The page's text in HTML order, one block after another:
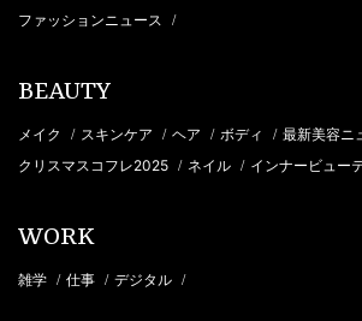
ファッションニュース /
BEAUTY
メイク / スキンケア / ヘア / ボディ / 最新美容ニ
クリスマスコフレ2025 / ネイル / インナービュー
WORK
雑学 / 仕事 / デジタル /